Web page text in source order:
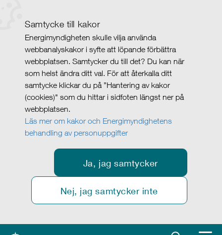
Samtycke till kakor
Energimyndigheten skulle vilja använda
webbanalyskakor i syfte att löpande förbättra
webbplatsen. Samtycker du till det? Du kan när
som helst ändra ditt val. För att återkalla ditt
samtycke klickar du på ”Hantering av kakor
(cookies)" som du hittar i sidfoten längst ner på
webbplatsen.
Läs mer om kakor och Energimyndighetens
behandling av personuppgifter
Ja, jag samtycker
Nej, jag samtycker inte